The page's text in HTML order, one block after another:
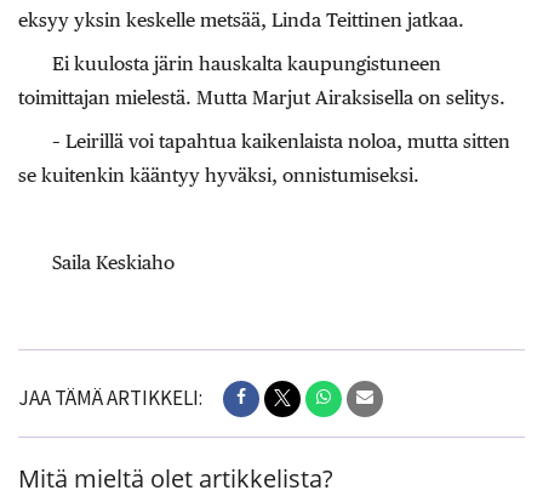
eksyy yksin keskelle metsää, Linda Teittinen jatkaa.
Ei kuulosta järin hauskalta kaupungistuneen
toimittajan mielestä. Mutta Marjut Airaksisella on selitys.
– Leirillä voi tapahtua kaikenlaista noloa, mutta sitten
se kuitenkin kääntyy hyväksi, onnistumiseksi.
Saila Keskiaho
JAA TÄMÄ ARTIKKELI:
Mitä mieltä olet artikkelista?